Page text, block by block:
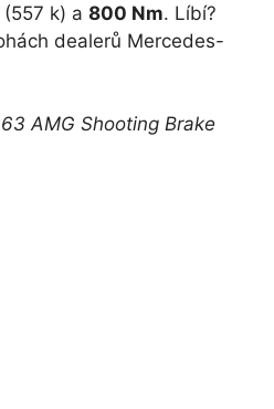
(557 k) a 800 Nm. Líbí?
dealerů Mercedes-
AMG Shooting Brake